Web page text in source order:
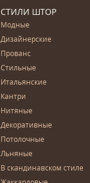
СТИЛИ ШТОР
Модные
Дизайнерские
Прованс
Стильные
Итальянские
Кантри
Нитяные
Декоративные
Потолочные
Льняные
В скандинавском стиле